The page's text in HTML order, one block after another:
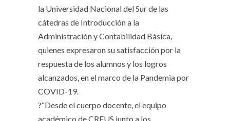
la Universidad Nacional del Sur de las
cátedras de Introducción a la
Administración y Contabilidad Básica,
quienes expresaron su satisfacción por la
respuesta de los alumnos y los logros
alcanzados, en el marco de la Pandemia por
COVID-19.
?“Desde el cuerpo docente, el equipo
académico de CREUS junto a los